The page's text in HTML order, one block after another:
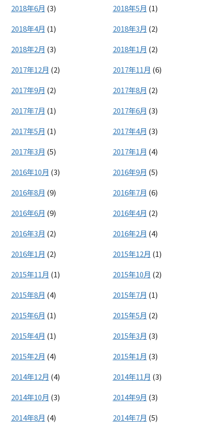
2018年6月 (3) 2018年5月 (1)
2018年4月 (1) 2018年3月 (2)
2018年2月 (3) 2018年1月 (2)
2017年12月 (2) 2017年11月 (6)
2017年9月 (2) 2017年8月 (2)
2017年7月 (1) 2017年6月 (3)
2017年5月 (1) 2017年4月 (3)
2017年3月 (5) 2017年1月 (4)
2016年10月 (3) 2016年9月 (5)
2016年8月 (9) 2016年7月 (6)
2016年6月 (9) 2016年4月 (2)
2016年3月 (2) 2016年2月 (4)
2016年1月 (2) 2015年12月 (1)
2015年11月 (1) 2015年10月 (2)
2015年8月 (4) 2015年7月 (1)
2015年6月 (1) 2015年5月 (2)
2015年4月 (1) 2015年3月 (3)
2015年2月 (4) 2015年1月 (3)
2014年12月 (4) 2014年11月 (3)
2014年10月 (3) 2014年9月 (3)
2014年8月 (4) 2014年7月 (5)